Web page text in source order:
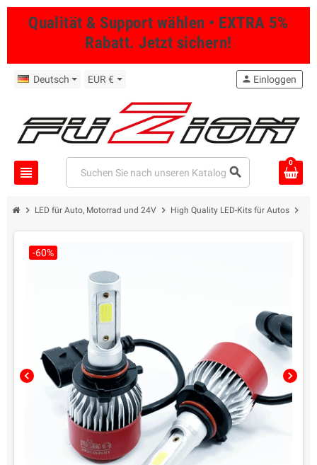
Qualität & Support wählen • EXTRA 5%
Rabatt. Jetzt sichern!
Deutsch EUR €
view_headline search
person Einloggen
0
chevron_right LED für Auto, Motorrad und 24V chevron_right High Quality LED-Kits für Autos chevron_right
chevron_left chevron_right
-60%